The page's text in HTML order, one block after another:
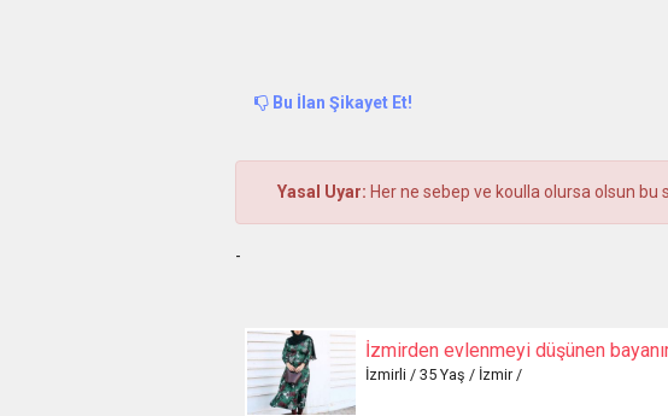
Bu İlan Şikayet Et!
Yasal Uyar: Her ne sebep ve koulla olursa olsun bu
-
İzmirden evlenmeyi düşünen
İzmirli / 35 Yaş / İzmir /